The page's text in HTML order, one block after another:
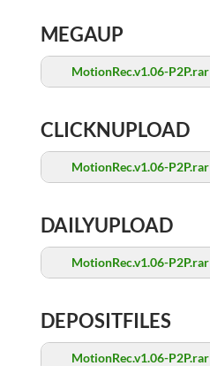
MEGAUP
MotionRec.v1.06-P2P.rar
CLICKNUPLOAD
MotionRec.v1.06-P2P.rar
DAILYUPLOAD
MotionRec.v1.06-P2P.rar
DEPOSITFILES
MotionRec.v1.06-P2P.rar